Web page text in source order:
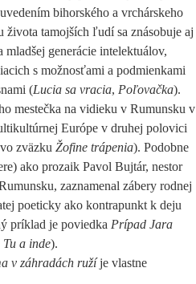
bihorského a vrchárskeho
života tamojších ľudí sa znásobuje aj
generácie intelektuálov,
s možnosťami a podmienkami
(Lucia sa vracia, Poľovačka).
mestečka na vidieku v Rumunsku v
Európe v druhej polovici
zväzku Žofine trápenia). Podobne
ako prozaik Pavol Bujtár, nestor
zaznamenal zábery rodnej
poeticky ako kontrapunkt k deju
príklad je poviedka Prípad Jara
Tu a inde).
v záhradách ružíje vlastne